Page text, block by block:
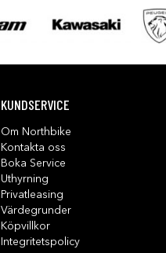
KUNDSERVICE
Om Northbike
Kontakta oss
Boka Service
Uthyrning
Privatleasing
Värdegrunder
Köpvillkor
Integritetspolicy